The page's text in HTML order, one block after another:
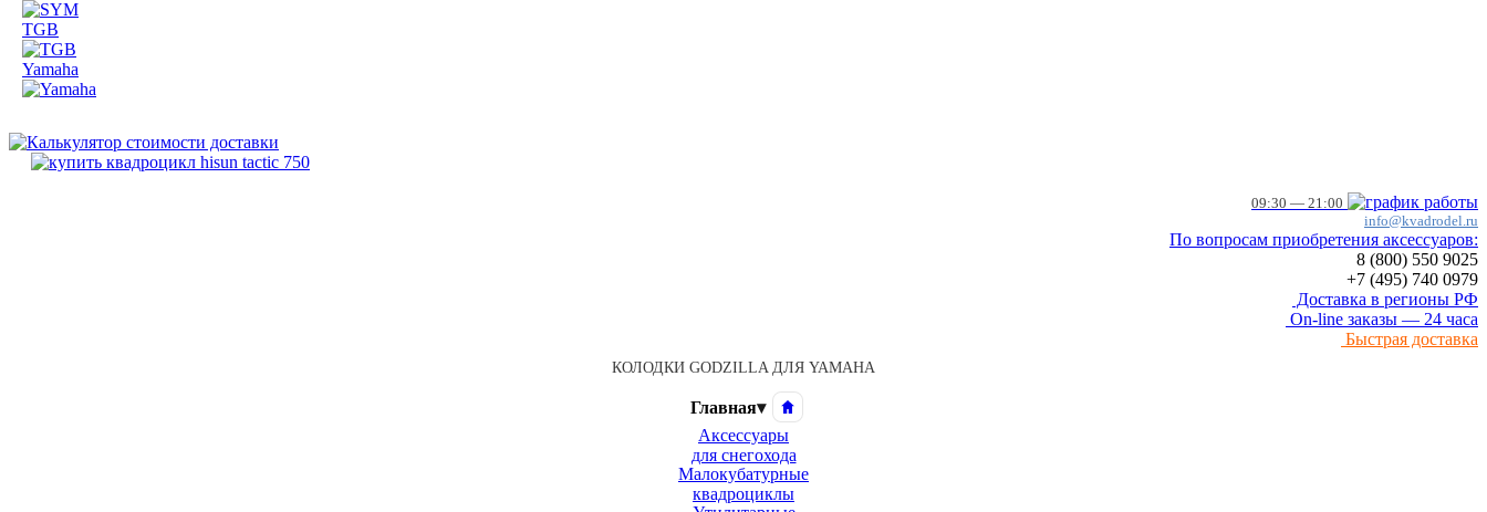
TGB
Yamaha
09:30 — 21:00
info@kvadrodel.ru
По вопросам приобретения аксессуаров:
8 (800) 550 9025
+7 (495) 740 0979
Доставка в регионы РФ
On-line заказы — 24 часа
Быстрая доставка
КОЛОДКИ GODZILLA ДЛЯ YAMAHA
Главная▾
Аксессуары
для снегохода
Малокубатурные
квадроциклы